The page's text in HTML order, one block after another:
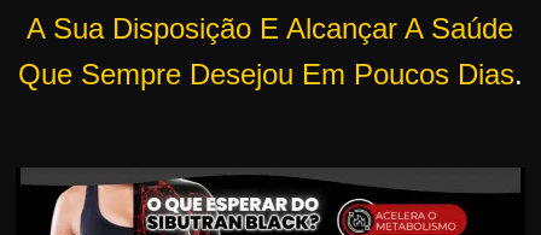
A Sua Disposição E Alcançar A Saúde
Que Sempre Desejou Em Poucos Dias.